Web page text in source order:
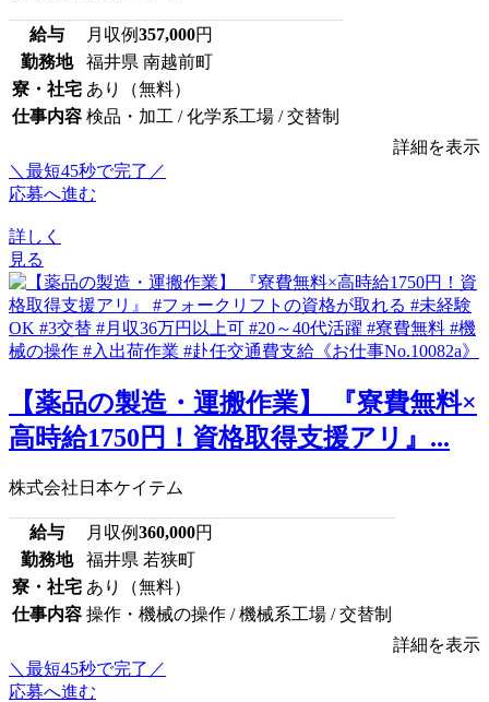
給与 月収例357,000円
勤務地
福井県 南越前町
寮・社宅 あり（無料）
仕事内容 検品・加工 / 化学系工場 / 交替制
詳細を表示
＼最短45秒で完了／
応募へ進む
詳しく
見る
【薬品の製造・運搬作業】 『寮費無料×
高時給1750円！資格取得支援アリ』...
株式会社日本ケイテム
給与 月収例360,000円
勤務地
福井県 若狭町
寮・社宅 あり（無料）
仕事内容 操作・機械の操作 / 機械系工場 / 交替制
詳細を表示
＼最短45秒で完了／
応募へ進む